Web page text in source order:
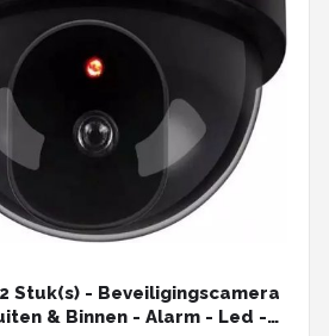
Stuk(s) - Beveiligingscamera
& Binnen - Alarm - Led -